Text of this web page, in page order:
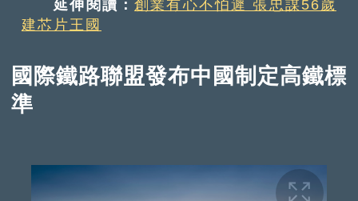
延伸閱讀：創業有心不怕遲 張忠謀56歲
建芯片王國
國際鐵路聯盟發布中國制定高鐵標
準